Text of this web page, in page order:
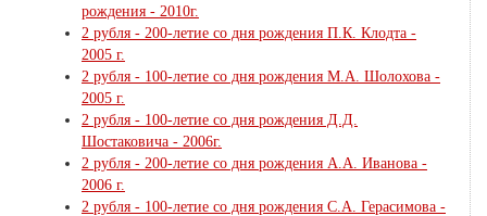
рождения - 2010г.
2 рубля - 200-летие со дня рождения П.К. Клодта -
2005 г.
2 рубля - 100-летие со дня рождения М.А. Шолохова -
2005 г.
2 рубля - 100-летие со дня рождения Д.Д.
Шостаковича - 2006г.
2 рубля - 200-летие со дня рождения А.А. Иванова -
2006 г.
2 рубля - 100-летие со дня рождения С.А. Герасимова -